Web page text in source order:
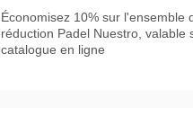
Économisez 10% sur l'ensemble
réduction Padel Nuestro, valable
catalogue en ligne